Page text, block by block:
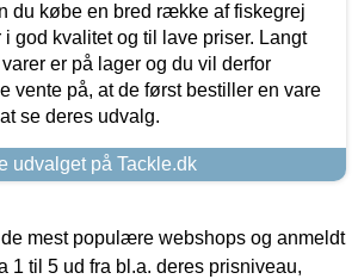
du købe en bred række af fiskegrej
god kvalitet og til lave priser. Langt
er på lager og du vil derfor
vente på, at de først bestiller en vare
se deres udvalg.
udvalget på Tackle.dk
mest populære webshops og anmeldt
1 til 5 ud fra bl.a. deres prisniveau,